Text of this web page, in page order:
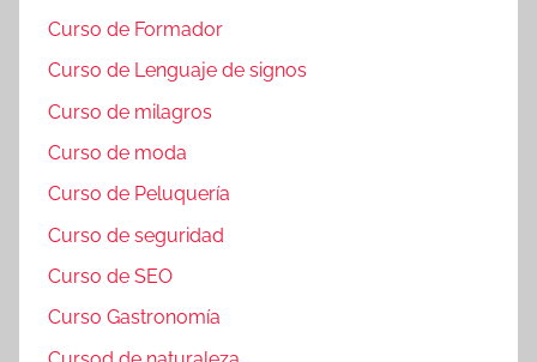
Curso de Formador
Curso de Lenguaje de signos
Curso de milagros
Curso de moda
Curso de Peluquería
Curso de seguridad
Curso de SEO
Curso Gastronomía